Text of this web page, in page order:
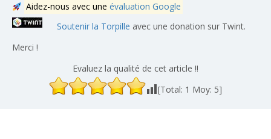
Aidez-nous avec une évaluation Google
Soutenir la Torpille avec une donation sur Twint.
Merci !
Evaluez la qualité de cet article !!
[Total: 1 Moy: 5]